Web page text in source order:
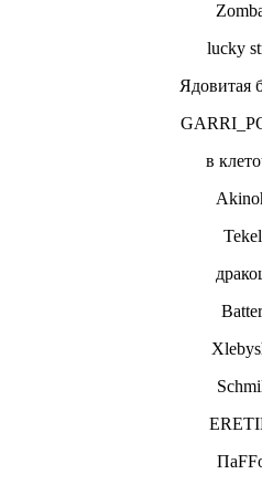
lucky
Ядовитая
в